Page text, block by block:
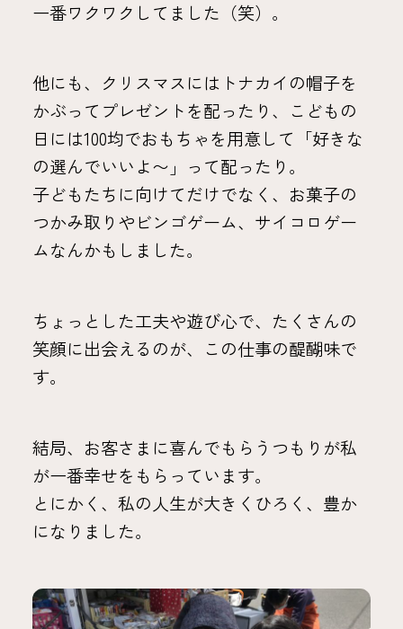
一番ワクワクしてました（笑）。
他にも、クリスマスにはトナカイの帽子を
かぶってプレゼントを配ったり、こどもの
日には100均でおもちゃを用意して「好きな
の選んでいいよ〜」って配ったり。
子どもたちに向けてだけでなく、お菓子の
つかみ取りやビンゴゲーム、サイコロゲー
ムなんかもしました。
ちょっとした工夫や遊び心で、たくさんの
笑顔に出会えるのが、この仕事の醍醐味で
す。
結局、お客さまに喜んでもらうつもりが私
が一番幸せをもらっています。
とにかく、私の人生が大きくひろく、豊か
になりました。